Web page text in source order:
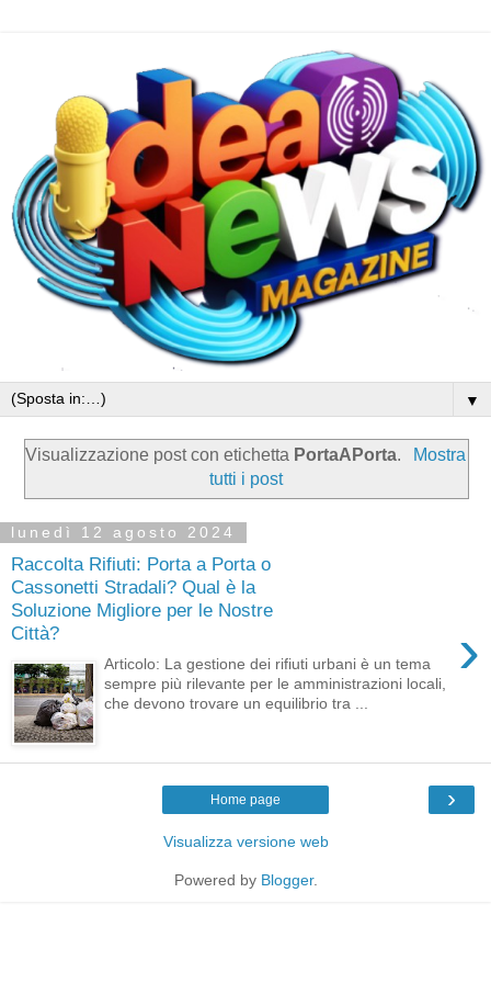
▼
Visualizzazione post con etichetta PortaAPorta.
Mostra
tutti i post
lunedì 12 agosto 2024
Raccolta Rifiuti: Porta a Porta o
Cassonetti Stradali? Qual è la
Soluzione Migliore per le Nostre
Città?
›
Articolo: La gestione dei rifiuti urbani è un tema
sempre più rilevante per le amministrazioni locali,
che devono trovare un equilibrio tra ...
›
Home page
Visualizza versione web
Powered by Blogger.